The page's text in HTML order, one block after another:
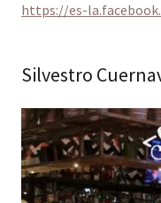
https://es-
Silvestro